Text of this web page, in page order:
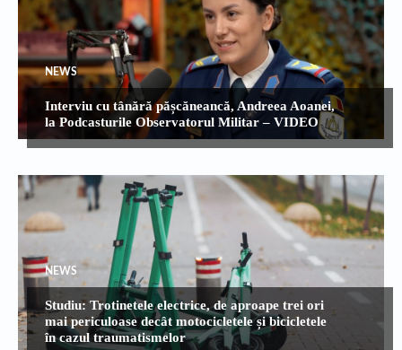
NEWS
Interviu cu tânără pășcăneancă, Andreea Aoanei,
la Podcasturile Observatorul Militar – VIDEO
NEWS
Studiu: Trotinetele electrice, de aproape trei ori
mai periculoase decât motocicletele și bicicletele
în cazul traumatismelor